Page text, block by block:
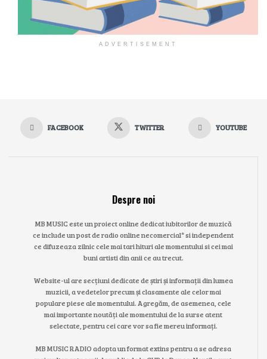
ADVERTISEMENT
FACEBOOK TWITTER YOUTUBE
Despre noi
MB MUSIC este un proiect online dedicat iubitorilor de muzică
ce include un post de radio online necomercial* si independent
ce difuzeaza zilnic cele mai tari hituri ale momentului si cei mai
buni artisti din anii ce au trecut.
Website-ul are secțiuni dedicate de știri și informații din lumea
muzicii, a vedetelor precum și clasamente ale celor mai
populare piese ale momentului. Agregăm, de asemenea, cele
mai importante noutăți ale momentului de la surse atent
selectate, pentru cei care vor sa fie mereu informați.
MB MUSIC RADIO adopta un format extins pentru a se adresa